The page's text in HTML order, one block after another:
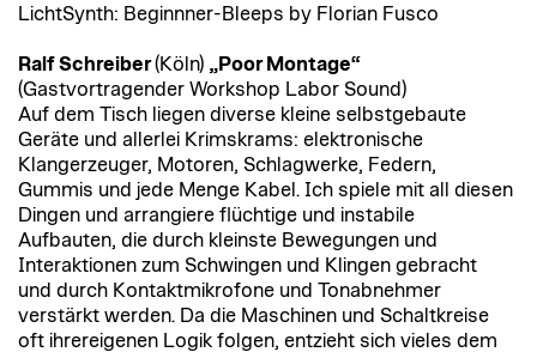
LichtSynth: Beginnner-Bleeps by Florian Fusco
Ralf Schreiber(Köln) „Poor Montage“
(Gastvortragender Workshop Labor Sound)
Auf dem Tisch liegen diverse kleine selbstgebaute
Geräte und allerlei Krimskrams: elektronische
Klangerzeuger, Motoren, Schlagwerke, Federn,
Gummis und jede Menge Kabel. Ich spiele mit all diesen
Dingen und arrangiere flüchtige und instabile
Aufbauten, die durch kleinste Bewegungen und
Interaktionen zum Schwingen und Klingen gebracht
und durch Kontaktmikrofone und Tonabnehmer
verstärkt werden. Da die Maschinen und Schaltkreise
oft ihrereigenen Logik folgen, entzieht sich vieles dem